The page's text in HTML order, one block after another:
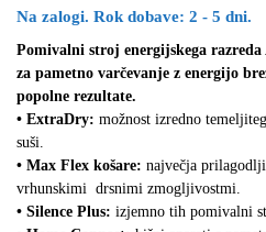
Na zalogi. Rok dobave: 2 - 5 dni.
Pomivalni stroj energijskega
za pametno varčevanje z energijo
popolne rezultate.
• ExtraDry: možnost izredno
suši.
• Max Flex košare: največja
vrhunskimi drsnimi zmogljivostmi.
• Silence Plus: izjemno tih pomivalni